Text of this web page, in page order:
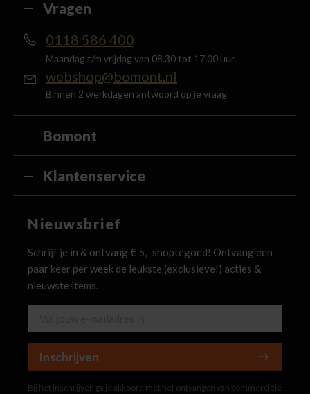
Vragen
0118 586 400
Maandag t/m vrijdag van 08.30 tot 17.00 uur.
webshop@bomont.nl
Binnen 2 werkdagen antwoord op je vraag
Bomont
Klantenservice
Nieuwsbrief
Schrijf je in & ontvang € 5,- shoptegoed! Ontvang een
paar keer per week de leukste (exclusieve!) acties &
nieuwste items.
Inschrijven
Bij het inschrijven ga je akkoord met het ontvangen van commerciële